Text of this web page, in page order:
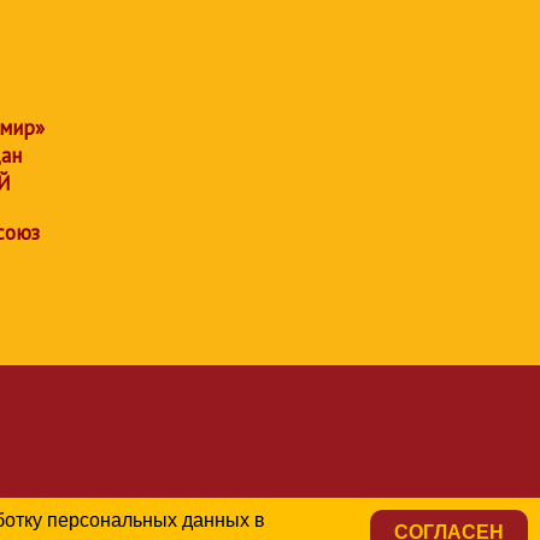
персональных данных в
СОГЛАСЕН